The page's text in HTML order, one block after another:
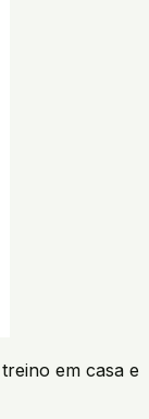
em casa e